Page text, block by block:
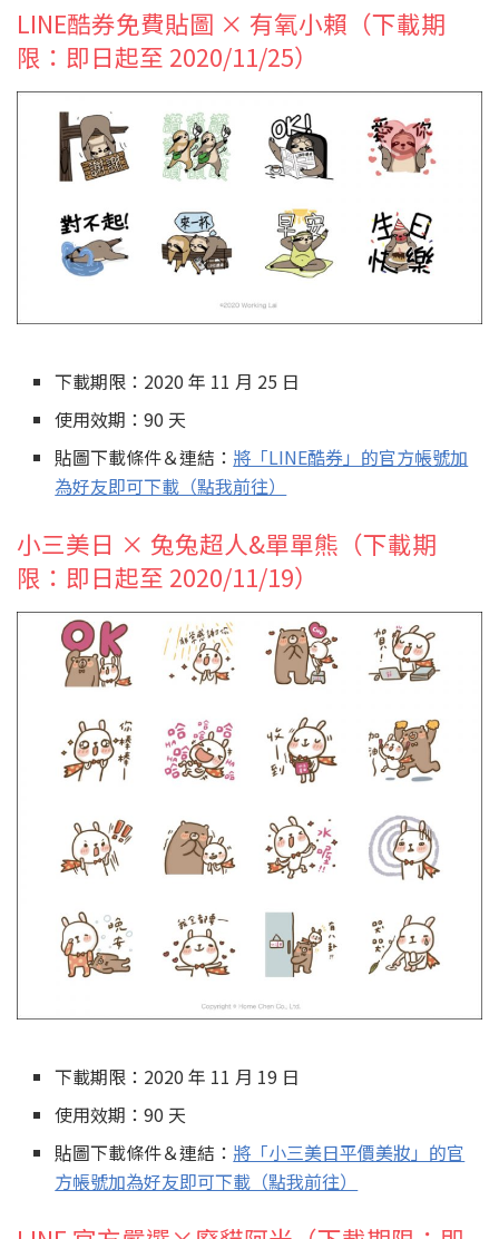
LINE酷券免費貼圖 × 有氧小賴（下載期
限：即日起至 2020/11/25）
下載期限：2020 年 11 月 25 日
使用效期：90 天
貼圖下載條件＆連結： 將「LINE酷券」的官方帳號加
為好友即可下載（點我前往）
小三美日 × 兔兔超人&單單熊（下載期
限：即日起至 2020/11/19）
下載期限：2020 年 11 月 19 日
使用效期：90 天
貼圖下載條件＆連結： 將「小三美日平價美妝」的官
方帳號加為好友即可下載（點我前往）